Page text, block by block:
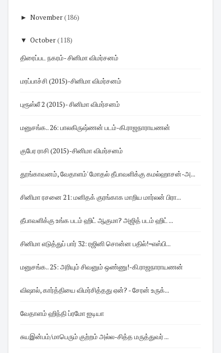
► November(186)
▼ October(118)
திரைப்பட நகரம்- சினிமா விமர்சனம்
மரப்பாச்சி (2015)-சினிமா விமர்சனம்
புரூஸ்லீ 2 (2015)- சினிமா விமர்சனம்
மனுசங்க.. 26: பாலகிருஷ்ணன் படம்-கி.ராஜநாராயணன்
குபேர ராசி (2015)-சினிமா விமர்சனம்
தூங்காவனம், வேதாளம்' மோதல் தீபாவளிக்கு கமல்ஹாசன்-அ...
சினிமா ரசனை 21: மனிதக் குரங்காக மாறிய மார்லன் பிரா...
தீபாவளிக்கு உங்க படம் ஹிட் ஆகுமா? அஜித் படம் ஹிட் ...
சினிமா எடுத்துப் பார் 32: ரஜினி சொன்ன பதில்!=எஸ்பி...
மனுசங்க.. 25: அரியும் சிவனும் ஒண்ணு!-கி.ராஜநாராயணன்
விஷால், கார்த்தியை விமர்சித்தது ஏன்? - சேரன் உருக்...
வேதாளம் ஹிந்தி ப்ரமோ ஐடியா
சுயஇன்பம்/மாபெரும் குற்றம் அல்ல -சித்த மருத்துவர் ...